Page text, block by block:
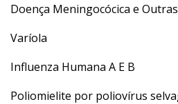
Doença Meningocócica e
Varíola
Influenza Humana A E B
Poliomielite por poliovírus